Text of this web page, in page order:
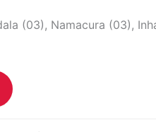
(03), Namacura (03),